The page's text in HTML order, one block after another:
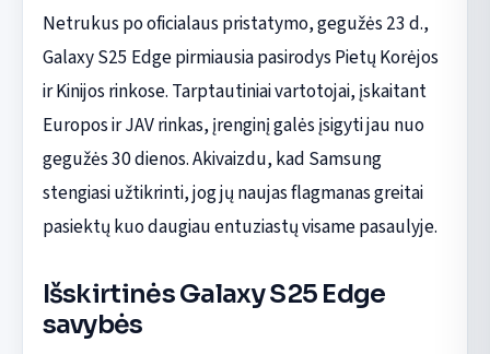
Netrukus po oficialaus pristatymo, gegužės 23 d.,
Galaxy S25 Edge pirmiausia pasirodys Pietų Korėjos
ir Kinijos rinkose. Tarptautiniai vartotojai, įskaitant
Europos ir JAV rinkas, įrenginį galės įsigyti jau nuo
gegužės 30 dienos. Akivaizdu, kad Samsung
stengiasi užtikrinti, jog jų naujas flagmanas greitai
pasiektų kuo daugiau entuziastų visame pasaulyje.
Išskirtinės Galaxy S25 Edge
savybės